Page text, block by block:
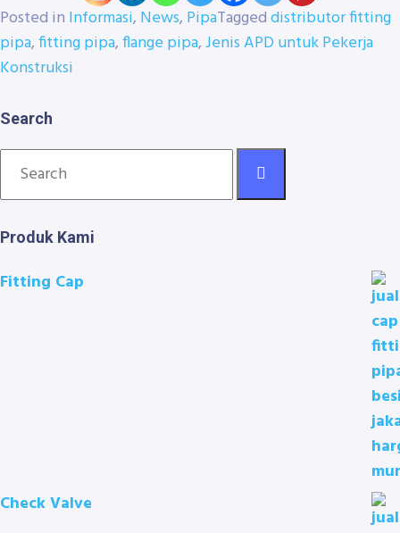
Posted in Informasi, News, PipaTaggeddistributor fitting
pipa,fitting pipa,flange pipa,Jenis APD untuk Pekerja
Konstruksi
Search
Produk Kami
Fitting Cap
Check Valve